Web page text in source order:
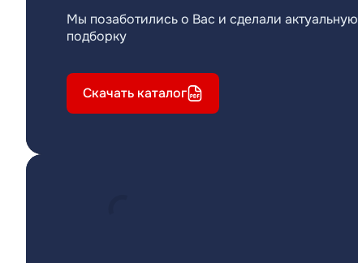
Мы позаботились о Вас и сделали актуальную
подборку
Скачать каталог